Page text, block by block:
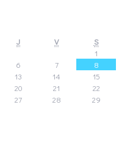
J V
S
1
6 7
8
13 14
15
20 21
22
27 28
29